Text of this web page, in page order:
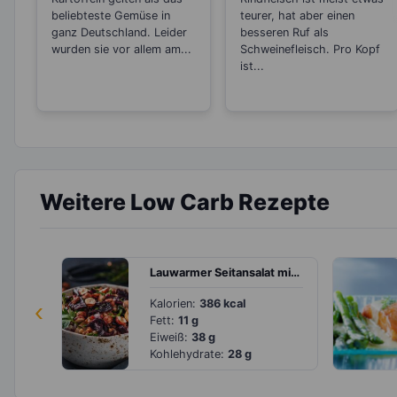
dick?
beliebteste Gemüse in
ganz Deutschland. Leider
wurden sie vor allem am...
teurer, hat aber einen
besseren Ruf als
Schweinefleisch. Pro Kopf
ist...
Weitere Low Carb Rezepte
‹
Lauwarmer Seitansalat mit Buchweizen
Kalorien: 386 kcal
Fett: 11 g
Eiweiß: 38 g
Kohlehydrate: 28 g